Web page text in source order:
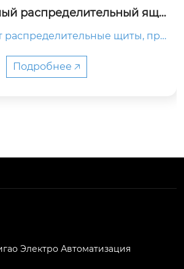
распределительный ящи
распределительные щиты, пре
гарантируя э
оборудования и стабильн
Подробнее 🡥
Электро Автоматизация